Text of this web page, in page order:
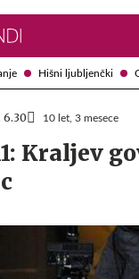
Hišni ljubljenčki
6.30 10 let, 3 mesece
Kraljev